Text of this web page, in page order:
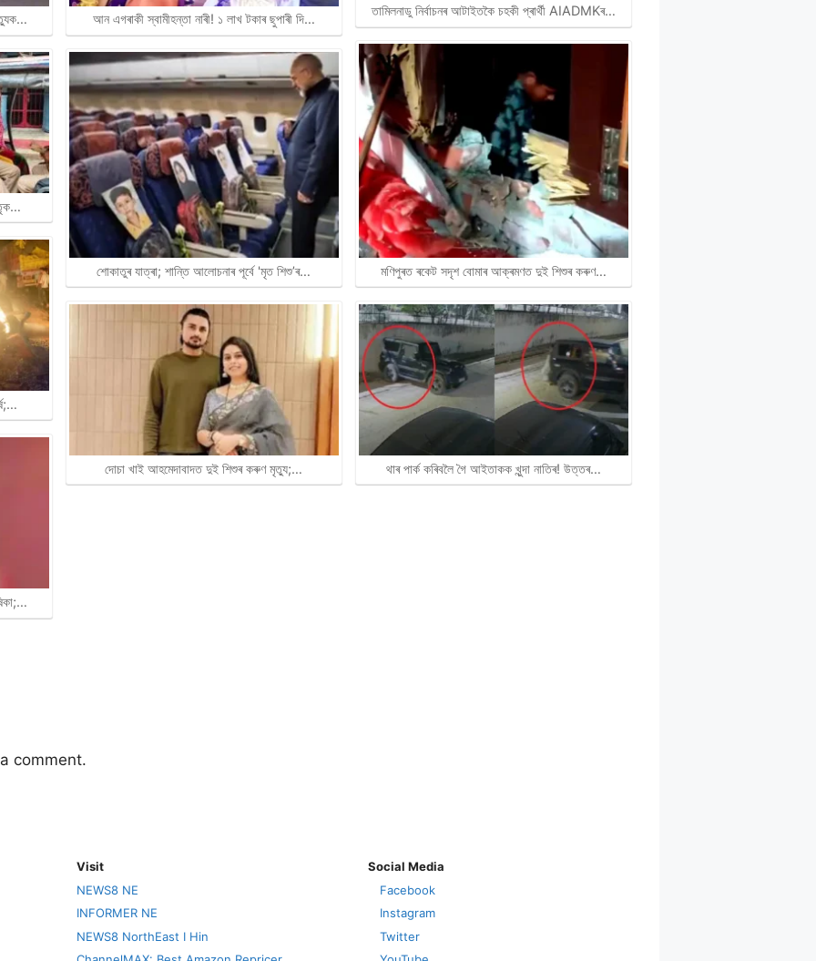
আন এগৰাকী স্বামীহন্তা নাৰী! ১ লাখ টকাৰ ছুপাৰী দি…
শোকাতুৰ যাত্ৰা; শান্তি আলোচনাৰ পূৰ্বে 'মৃত শিশু’ৰ…
দোচা খাই আহমেদাবাদত দুই শিশুৰ কৰুণ মৃত্যু;…
তামিলনাডু নিৰ্বাচনৰ আটাইতকৈ চহকী প্ৰাৰ্থী AIADMKৰ…
মণিপুৰত ৰকেট সদৃশ বোমাৰ আক্ৰমণত দুই শিশুৰ কৰুণ…
থাৰ পাৰ্ক কৰিবলৈ গৈ আইতাকক খুন্দা নাতিৰ! উত্তৰ…
comment.
Visit
NEWS8 NE
INFORMER NE
NEWS8 NorthEast I Hin
Social Media
Facebook
Instagram
Twitter